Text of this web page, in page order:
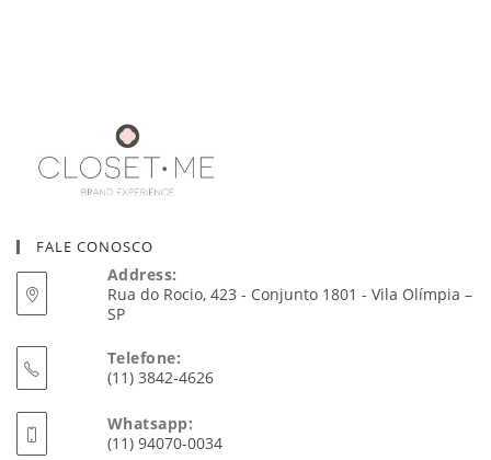
FALE CONOSCO
Address:
Rua do Rocio, 423 - Conjunto 1801 - Vila Olímpia –
SP
Telefone:
(11) 3842-4626
Whatsapp:
(11) 94070-0034